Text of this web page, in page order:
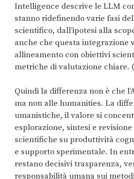
Intelligence descrive le LLM
stanno ridefinendo varie fasi
scientifico, dall’ipotesi alla
anche che questa integrazione
allineamento con obiettivi
metriche di valutazione chiare.
Quindi la differenza non è che
ma non alle humanities. La
umanistiche, il valore si
esplorazione, sintesi e
scientifiche su produttività
e supporto sperimentale. In
restano decisivi trasparenza,
responsabilità umana sui